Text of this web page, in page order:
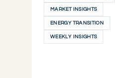
MARKET INSIGHTS
ENERGY TRANSITION
WEEKLY INSIGHTS